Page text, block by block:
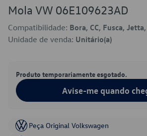
Mola VW 06E109623AD
Compatibilidade: Bora, CC, Fusca,
Unidade de venda: Unitário(a)
Produto temporariamente esgotado.
Avise-me quando
Peça Original Volkswagen